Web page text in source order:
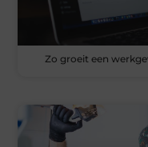
Zo groeit een